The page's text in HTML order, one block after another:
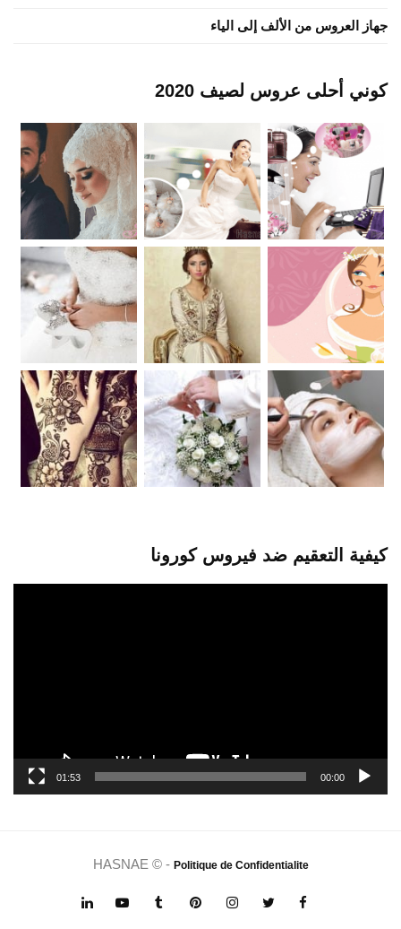
جهاز العروس من الألف إلى الياء
كوني أحلى عروس لصيف 2020
كيفية التعقيم ضد فيروس كورونا
00:00
01:53
HASNAE © - Politique de Confidentialite